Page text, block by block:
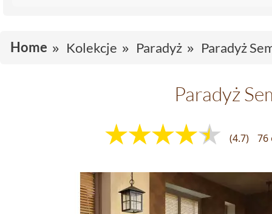
Home Kolekcje Paradyż Paradyż
Paradyż
(4.7) 76